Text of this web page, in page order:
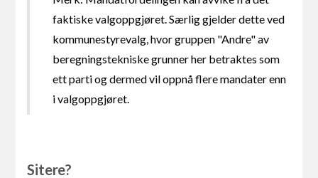
faktiske valgoppgjøret. Særlig gjelder dette ved
kommunestyrevalg, hvor gruppen "Andre" av
beregningstekniske grunner her betraktes som
ett parti og dermed vil oppnå flere mandater enn
i valgoppgjøret.
Sitere?